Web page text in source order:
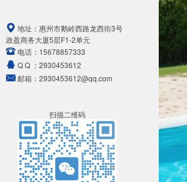
地址： 惠州市鹅岭西路龙西街3号
政盈商务大厦5层F1-2单元
电话： 15678857333
Q Q ： 2930453612
邮箱： 2930453612@qq.com
扫描二维码